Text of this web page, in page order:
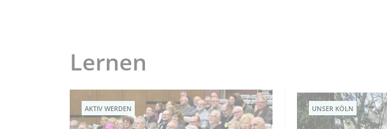
Lernen
AKTIV WERDEN UNSER KÖLN